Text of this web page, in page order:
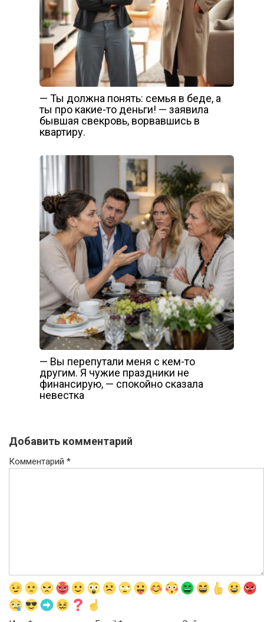
— Ты должна понять: семья в беде, а
ты про какие-то деньги! — заявила
бывшая свекровь, ворвавшись в
квартиру.
— Вы перепутали меня с кем-то
другим. Я чужие праздники не
финансирую, — спокойно сказала
невестка
Добавить комментарий
Комментарий *